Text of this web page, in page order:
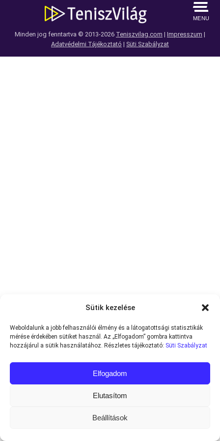
Sütik kezelése
Weboldalunk a jobb felhasználói élmény és a látogatottsági statisztikák
mérése érdekében sütiket használ. Az „Elfogadom” gombra kattintva
hozzájárul a sütik használatához. Részletes tájékoztató: Süti Szabályzat
Elfogadom
Elutasítom
Beállítások
MENU
Minden jog fenntartva © 2013-2026 Teniszvilag.com | Impresszum |
Adatvédelmi Tájékoztató | Süti Szabályzat